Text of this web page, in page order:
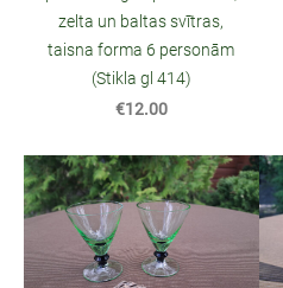
zelta un baltas svītras,
taisna forma 6 personām
(Stikla gl 414)
€12.00